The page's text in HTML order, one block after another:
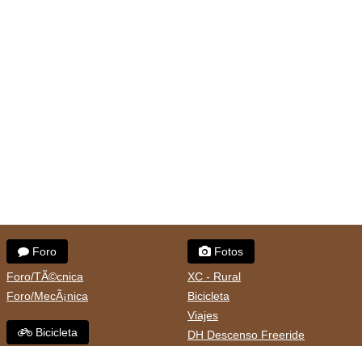
Foro
Foro/TÃ©cnica
Foro/MecÃ¡nica
Bicicleta
Fotos
XC - Rural
Bicicleta
Viajes
DH Descenso Freeride